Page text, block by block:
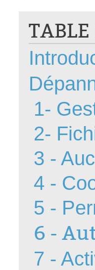
1-
2-
3 -
4 -
5 -
6 -
7 -